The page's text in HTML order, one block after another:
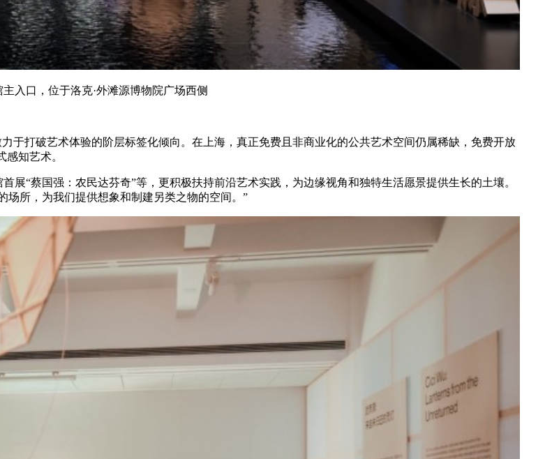
主入口，位于洛克·外滩源博物院广场西侧
于打破艺术体验的阶层标签化倾向。在上海，真正免费且非商业化的公共艺术空间仍属稀缺，免费开放
知艺术。
展“蔡国强：农民达芬奇”等，更积极扶持前沿艺术实践，为边缘视角和独特生活愿景提供生长的土壤。
场所，为我们提供想象和制建另类之物的空间。”